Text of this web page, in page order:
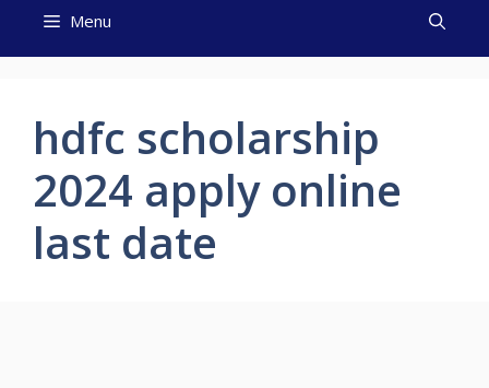
Menu
hdfc scholarship
2024 apply online
last date